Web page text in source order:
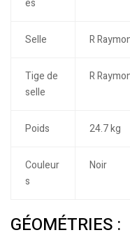
es
Selle R
Tige de
selle
R
Poids 24.7 kg
Couleur
s
Noir
GÉOMÉTRIES :